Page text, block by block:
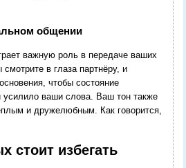
общении
важную роль в передаче ваших
в глаза партнёру, и
чтобы состояние
усилило ваши слова. Ваш тон также
и дружелюбным. Как говорится,
стоит избегать